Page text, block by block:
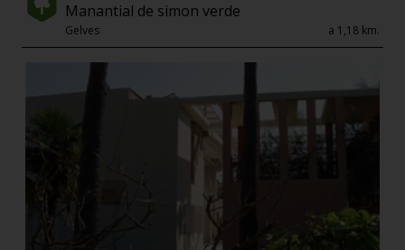
Manantial de simon verde
Gelves a 1,18 km.